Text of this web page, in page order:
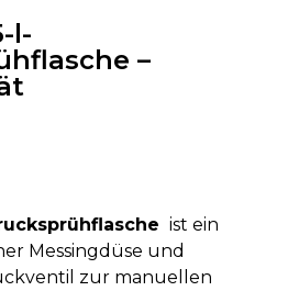
l-
–
ist ein
Messingdüse und
zur manuellen